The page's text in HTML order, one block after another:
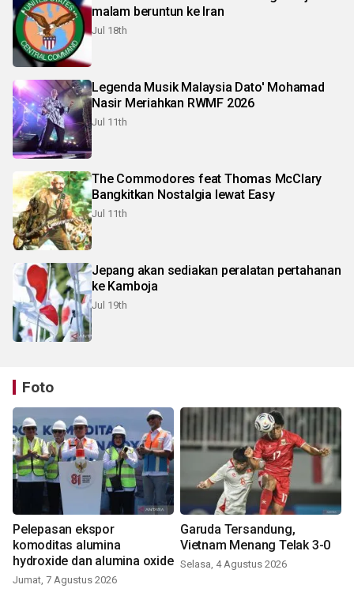
malam beruntun ke Iran
Jul 18th
Legenda Musik Malaysia Dato' Mohamad
Nasir Meriahkan RWMF 2026
Jul 11th
The Commodores feat Thomas McClary
Bangkitkan Nostalgia lewat Easy
Jul 11th
Jepang akan sediakan peralatan pertahanan
ke Kamboja
Jul 19th
Foto
Pelepasan ekspor
komoditas alumina
hydroxide dan alumina oxide
Jumat, 7 Agustus 2026
Garuda Tersandung,
Vietnam Menang Telak 3-0
Selasa, 4 Agustus 2026